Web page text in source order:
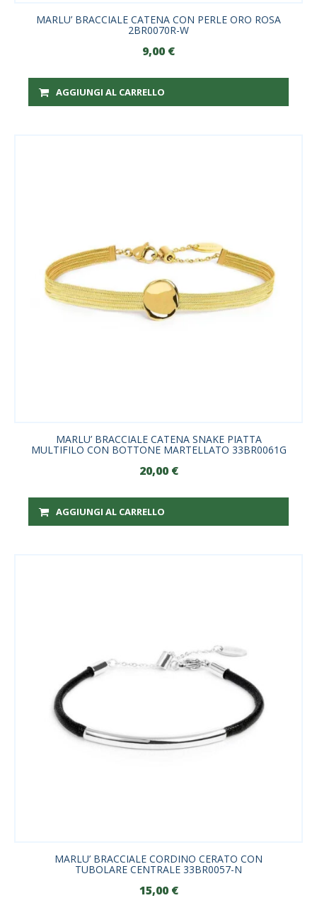
MARLU’ BRACCIALE CATENA CON PERLE ORO ROSA
2BR0070R-W
9,00 €
AGGIUNGI AL CARRELLO
MARLU’ BRACCIALE CATENA SNAKE PIATTA
MULTIFILO CON BOTTONE MARTELLATO 33BR0061G
20,00 €
AGGIUNGI AL CARRELLO
MARLU’ BRACCIALE CORDINO CERATO CON
TUBOLARE CENTRALE 33BR0057-N
15,00 €